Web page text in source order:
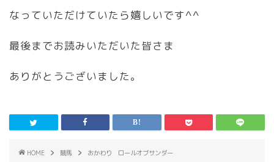
なっていただけていたら嬉しいです^^
最後までお読みいただいた皆さま
ありがとうございました。
HOME 競馬 おかわり ロールオブサンダー